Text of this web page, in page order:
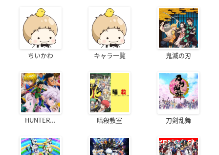
ちいかわ キャラ一覧 鬼滅の刃
HUNTER... 暗殺教室 刀剣乱舞